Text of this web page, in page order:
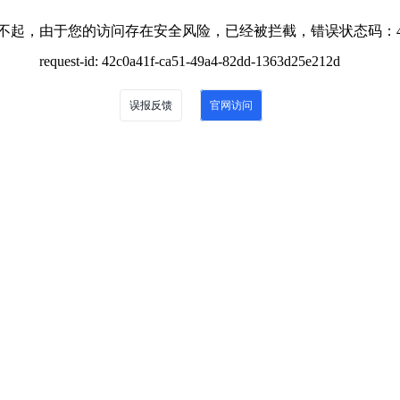
起，由于您的访问存在安全风险，已经被拦截，错误状态码：
request-id: 42c0a41f-ca51-49a4-82dd-1363d25e212d
误报反馈 官网访问